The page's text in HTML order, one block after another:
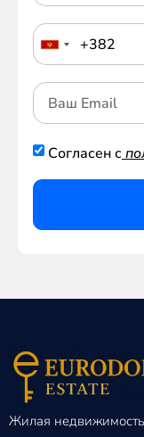
Согласен с
Жилая недвижимость